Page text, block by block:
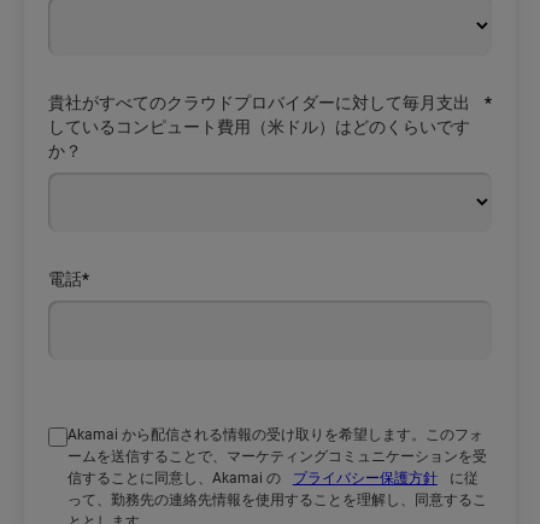
*
貴社がすべてのクラウドプロバイダーに対して毎月支出
しているコンピュート費用（米ドル）はどのくらいです
か？
*
電話
Akamai から配信される情報の受け取りを希望します。このフォ
ームを送信することで、マーケティングコミュニケーションを受
信することに同意し、Akamai の
プライバシー保護方針
に従
って、勤務先の連絡先情報を使用することを理解し、同意するこ